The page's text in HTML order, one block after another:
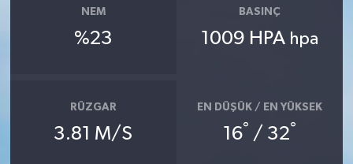
NEM
%23
BASINÇ
1009 HPA hpa
RÜZGAR
3.81 M/S
EN DÜŞÜK / EN YÜKSEK
16° / 32°